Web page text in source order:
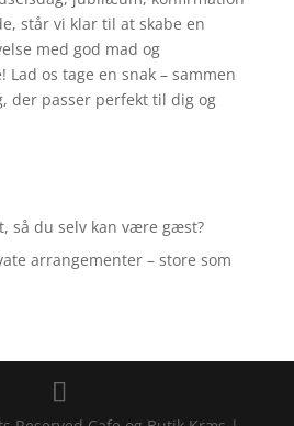
står vi klar til at skabe en
med god mad og
os tage en snak – sammen
der passer perfekt til dig og
så du selv kan være gæst?
arrangementer – store som